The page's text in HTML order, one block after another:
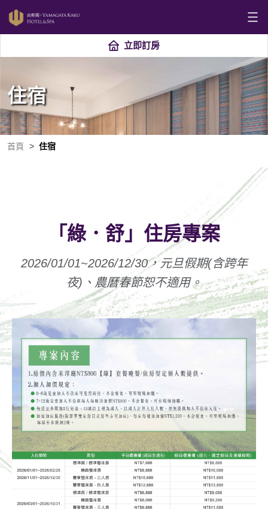
立即訂房
住宿
首頁 住宿
「綠．舒」住房專案
2026/01/01~2026/12/30，元旦假期(含跨年
夜)、農曆春節恕不適用。